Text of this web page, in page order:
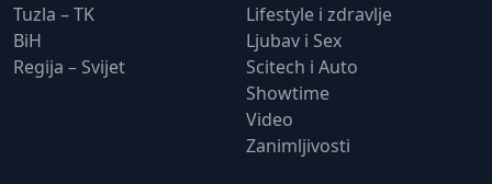
Tuzla – TK
BiH
Regija – Svijet
Lifestyle i zdravlje
Ljubav i Sex
Scitech i Auto
Showtime
Video
Zanimljivosti